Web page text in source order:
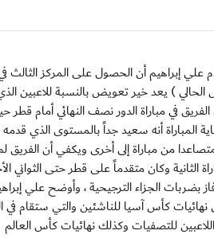
لكرة القدم علي إبراهيم أن الحصول على المركز الثالث
الخليجية مواليد 96 التي أقيمت خلال الفترة من (5 -15 أغسطس الحالي ) يعد خير تعويض بالنسبة
في مباراة الدور نصف النهائي أمام قطر
المباراة أنه سعيد جداً بالمستوى الذي قدمه
من مباراة إلى أخرى ويكفي أن
الثانية وكان متقدماً على قطر حتى الثواني
بضربات الجزاء الترجيحية ، وأوضح علي
كأس آسيا للناشئين والتي ستقام في
للتصفيات وكذلك نهائيات كأس العالم